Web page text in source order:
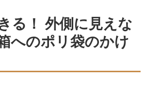
る！ 外側に見えな
へのポリ袋のかけ